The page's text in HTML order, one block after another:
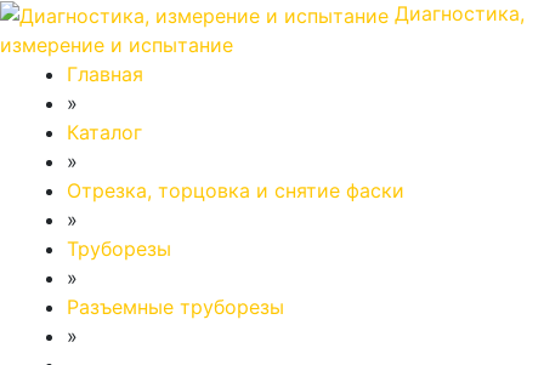
Диагностика,
измерение и испытание
Главная
»
Каталог
»
Отрезка, торцовка и снятие фаски
»
Труборезы
»
Разъемные труборезы
»